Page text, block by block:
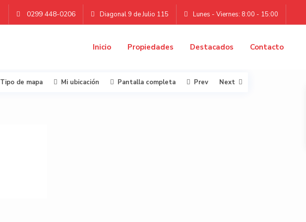
0299 448-0206 Diagonal 9 de Julio 115 Lunes - Viernes: 8:00 - 15:00
Inicio Propiedades Destacados Contacto
Tipo de mapa Mi ubicación Pantalla completa Prev Next